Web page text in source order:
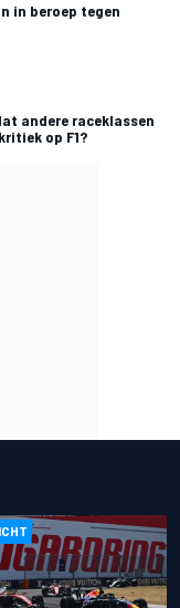
in beroep tegen
andere raceklassen
op F1?